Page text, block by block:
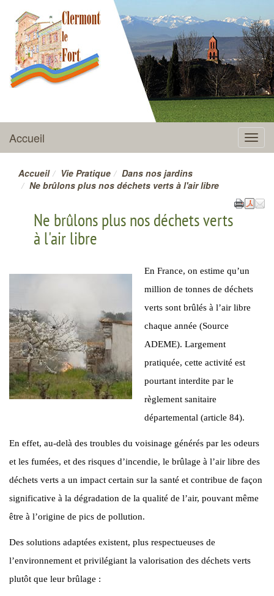
CLERMONT-LE-FORT
Menu
Accueil
Accueil Vie Pratique
Dans nos jardins
Ne brûlons plus nos déchets verts à l'air libre
Ne brûlons plus nos déchets verts
à l'air libre
En France, on estime qu’un
million de tonnes de déchets
verts sont brûlés à l’air libre
chaque année (Source
ADEME). Largement
pratiquée, cette activité est
pourtant interdite par le
règlement sanitaire
départemental (article 84).
En effet, au-delà des troubles du voisinage générés par les odeurs
et les fumées, et des risques d’incendie, le brûlage à l’air libre des
déchets verts a un impact certain sur la santé et contribue de façon
significative à la dégradation de la qualité de l’air, pouvant même
être à l’origine de pics de pollution.
Des solutions adaptées existent, plus respectueuses de
l’environnement et privilégiant la valorisation des déchets verts
plutôt que leur brûlage :